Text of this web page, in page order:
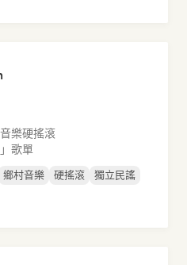
樂硬搖滾
歌單
鄉村音樂 硬搖滾
獨立民謠